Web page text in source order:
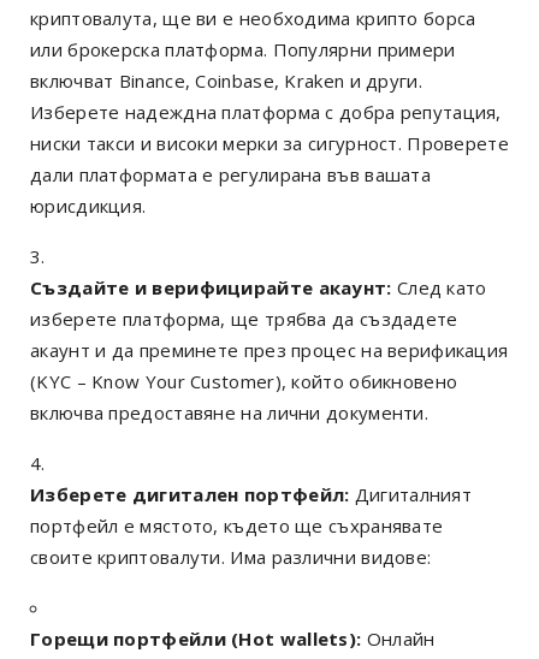
криптовалута, ще ви е необходима крипто борса
или брокерска платформа. Популярни примери
включват Binance, Coinbase, Kraken и други.
Изберете надеждна платформа с добра репутация,
ниски такси и високи мерки за сигурност. Проверете
дали платформата е регулирана във вашата
юрисдикция.
Създайте и верифицирайте акаунт: След като
изберете платформа, ще трябва да създадете
акаунт и да преминете през процес на верификация
(KYC – Know Your Customer), който обикновено
включва предоставяне на лични документи.
Изберете дигитален портфейл: Дигиталният
портфейл е мястото, където ще съхранявате
своите криптовалути. Има различни видове:
Горещи портфейли (Hot wallets): Онлайн